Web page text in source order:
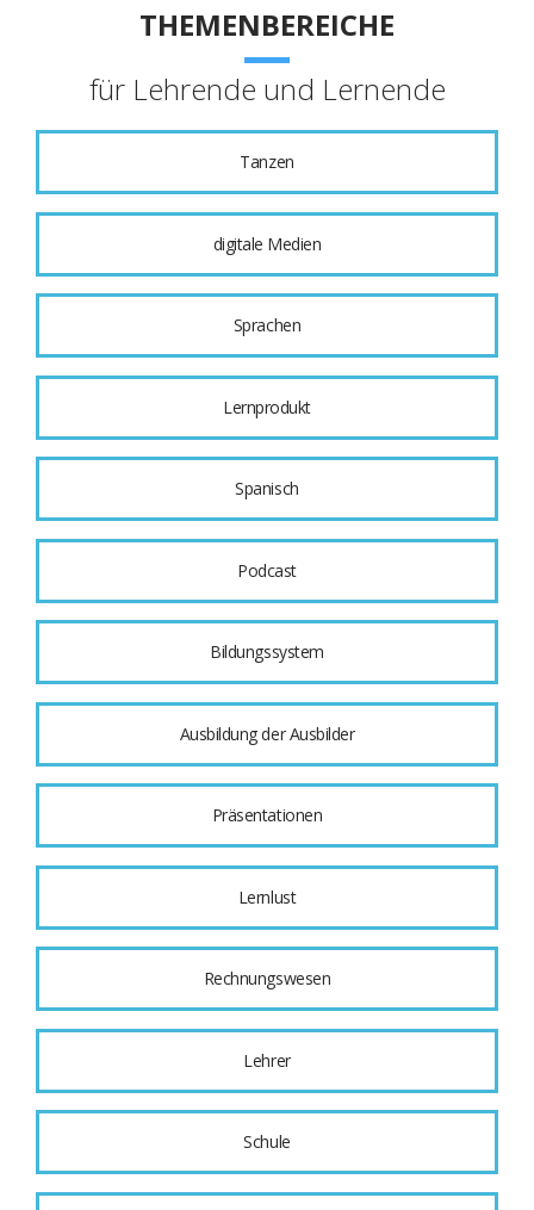
THEMENBEREICHE
für Lehrende und Lernende
Tanzen
digitale Medien
Sprachen
Lernprodukt
Spanisch
Podcast
Bildungssystem
Ausbildung der Ausbilder
Präsentationen
Lernlust
Rechnungswesen
Lehrer
Schule